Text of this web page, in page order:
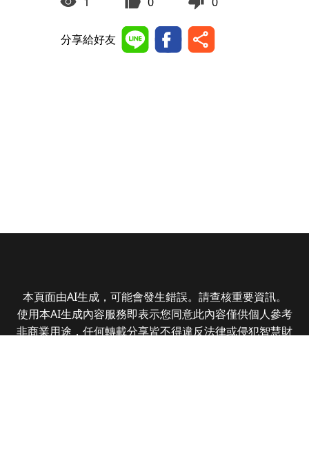
分享給好友
本頁面由AI生成，可能會發生錯誤。請查核重要資訊。
使用本AI生成內容服務即表示您同意此內容僅供個人參考
非商業用途，任何轉載分享皆不得違反法律或侵犯智慧財